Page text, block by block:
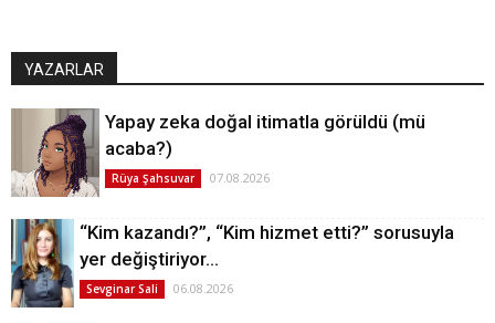
YAZARLAR
Yapay zeka doğal itimatla görüldü (mü
acaba?)
Rüya Şahsuvar 07.08.2026
“Kim kazandı?”, “Kim hizmet etti?” sorusuyla
yer değiştiriyor…
Sevginar Sali 06.08.2026